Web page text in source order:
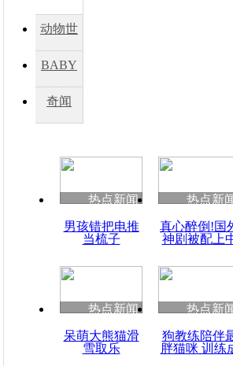
动物世
BABY
秀
奇闻
热点新闻
男孩错把电推
当梳子
热点新
真心醉倒!国
神剧被配上
热点新闻
呆萌大熊猫滑
雪取乐
热点新
狗教练陪伴
胖猫咪 训练